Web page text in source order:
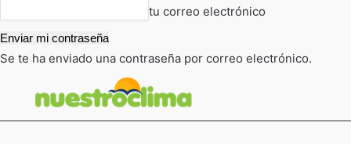
tu correo electrónico
Se te ha enviado una contraseña por correo electrónico.